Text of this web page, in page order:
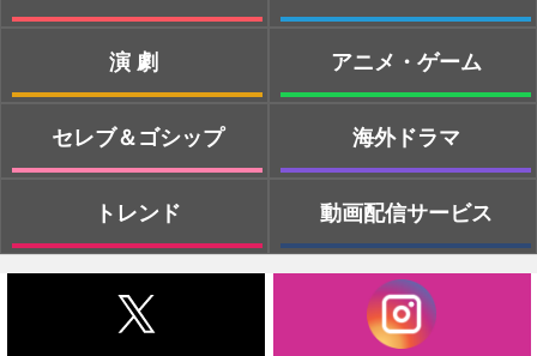
演劇
セレブ＆ゴシップ
トレンド
アニメ・ゲーム
海外ドラマ
動画配信サービス